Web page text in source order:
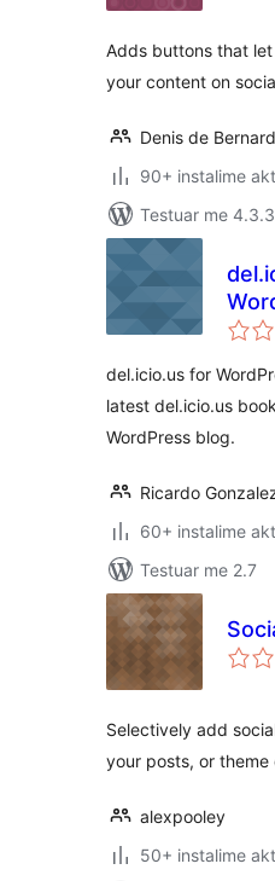
Adds buttons that
your content on
Denis de
90+ instalime
Testuar me
del.icio.us for
latest del.icio.us
WordPress blog.
Ricardo
60+ instalime
Testuar me 2.7
Selectively add
your posts, or theme
alexpooley
50+ instalime